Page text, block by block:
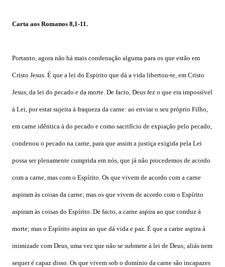
Carta aos Romanos 8,1-11.
Portanto, agora não há mais condenação alguma para os que estão em
Cristo Jesus. É que a lei do Espírito que dá a vida libertou-te, em Cristo
Jesus, da lei do pecado e da morte. De facto, Deus fez o que era impossível
à Lei, por estar sujeita à fraqueza da carne: ao enviar o seu próprio Filho,
em carne idêntica à do pecado e como sacrifício de expiação pelo pecado,
condenou o pecado na carne, para que assim a justiça exigida pela Lei
possa ser plenamente cumprida em nós, que já não procedemos de acordo
com a carne, mas com o Espírito. Os que vivem de acordo com a carne
aspiram às coisas da carne; mas os que vivem de acordo com o Espírito
aspiram às coisas do Espírito. De facto, a carne aspira ao que conduz à
morte; mas o Espírito aspira ao que dá vida e paz. É que a carne aspira à
inimizade com Deus, uma vez que não se submete à lei de Deus; aliás nem
sequer é capaz disso. Os que vivem sob o domínio da carne são incapazes